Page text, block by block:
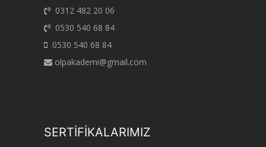
0312 482 20 06
0530 540 68 84
0530 540 68 84
olpakademi@gmail.com
SERTİFİKALARIMIZ